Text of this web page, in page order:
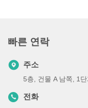
빠른 연락
주소
5층, 건물 A 남쪽, 1
전화